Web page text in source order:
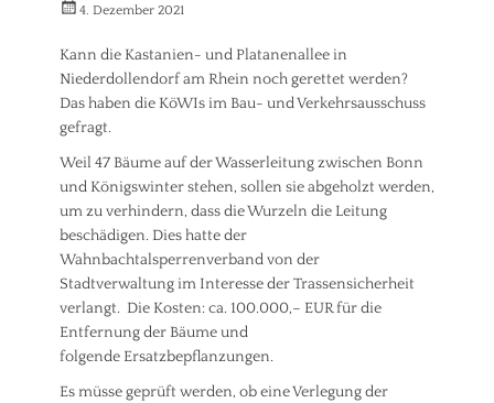
Veröffentlicht
4. Dezember 2021
Kann die Kastanien- und Platanenallee in
Niederdollendorf am Rhein noch gerettet werden?
Das haben die KöWIs im Bau- und Verkehrsausschuss
gefragt.
Weil 47 Bäume auf der Wasserleitung zwischen Bonn
und Königswinter stehen, sollen sie abgeholzt werden,
um zu verhindern, dass die Wurzeln die Leitung
beschädigen. Dies hatte der
Wahnbachtalsperrenverband von der
Stadtverwaltung im Interesse der Trassensicherheit
verlangt. Die Kosten: ca. 100.000,– EUR für die
Entfernung der Bäume und
folgende Ersatzbepflanzungen.
Es müsse geprüft werden, ob eine Verlegung der